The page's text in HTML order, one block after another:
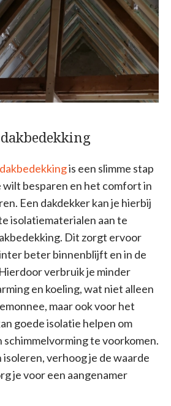
dakbedekkingis een slimme stap
besparen en het comfort in
Een dakdekker kan je hierbij
isolatiematerialen aan te
Dit zorgt ervoor
beter binnenblijft en in de
verbruik je minder
en koeling, wat niet alleen
maar ook voor het
goede isolatie helpen om
te voorkomen.
isoleren, verhoog je de waarde
je voor een aangenamer